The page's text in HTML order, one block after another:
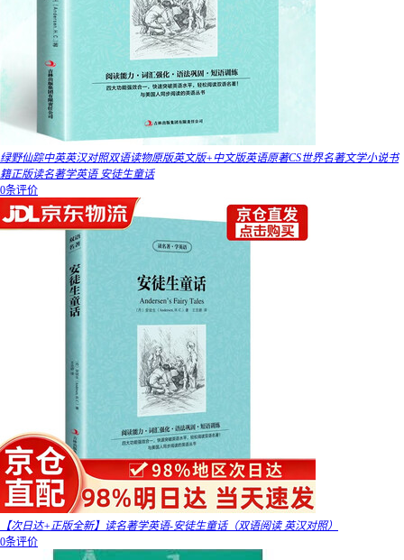
绿野仙踪中英英汉对照双语读物原版英文版+中文版英语原著CS世界名著文学小说书
籍正版读名著学英语 安徒生童话
0条评价
【次日达+正版全新】读名著学英语-安徒生童话（双语阅读 英汉对照）
0条评价